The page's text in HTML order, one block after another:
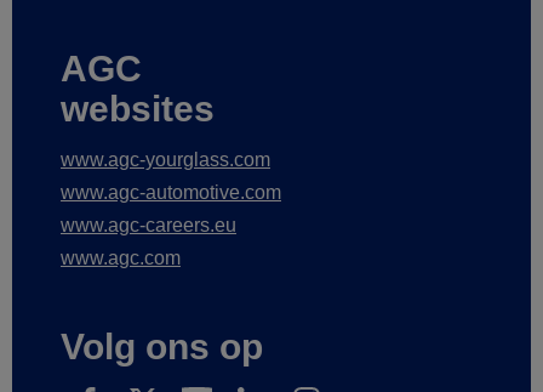
AGC
websites
www.agc-yourglass.com
www.agc-automotive.com
www.agc-careers.eu
www.agc.com
Volg ons op